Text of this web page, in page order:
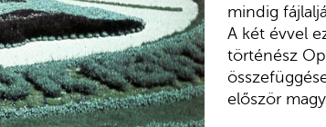
mindig
A két évvel
történész
először